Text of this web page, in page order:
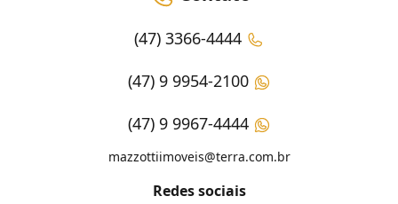
(47) 3366-4444
(47) 9 9954-2100
(47) 9 9967-4444
mazzottiimoveis@terra.com.br
Redes sociais